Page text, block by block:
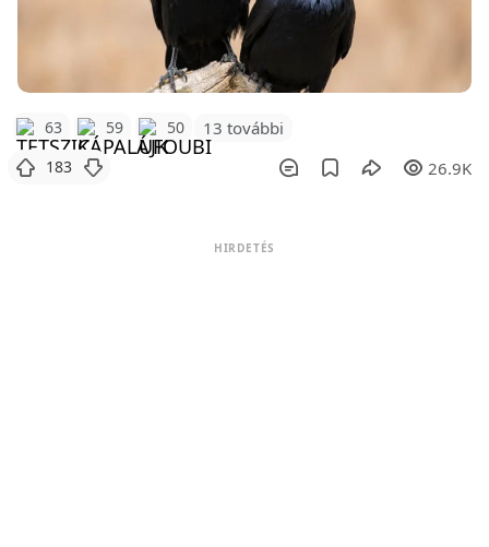
63 59 50 13 további
183 26.9K
HIRDETÉS